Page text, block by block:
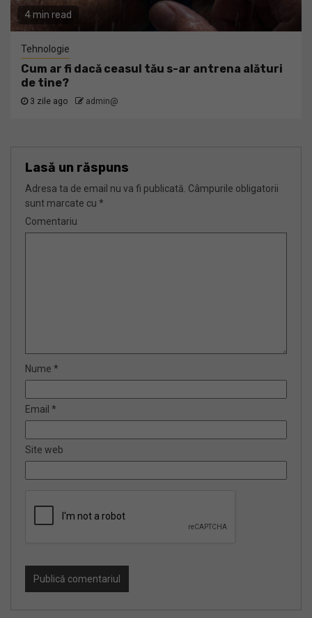
4 min read
Tehnologie
Cum ar fi dacă ceasul tău s-ar antrena alături
de tine?
3 zile ago admin@
Lasă un răspuns
Adresa ta de email nu va fi publicată. Câmpurile obligatorii
sunt marcate cu *
Comentariu
Nume *
Email *
Site web